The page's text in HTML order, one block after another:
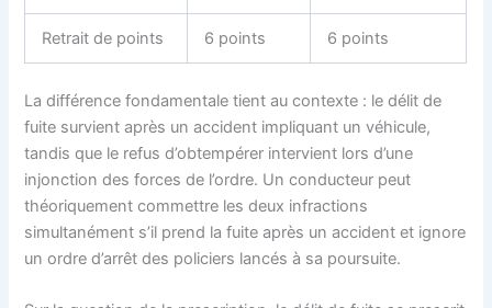
Retrait de points 6 points 6 points
La différence fondamentale tient au contexte : le délit de
fuite survient après un accident impliquant un véhicule,
tandis que le refus d’obtempérer intervient lors d’une
injonction des forces de l’ordre. Un conducteur peut
théoriquement commettre les deux infractions
simultanément s’il prend la fuite après un accident et ignore
un ordre d’arrêt des policiers lancés à sa poursuite.